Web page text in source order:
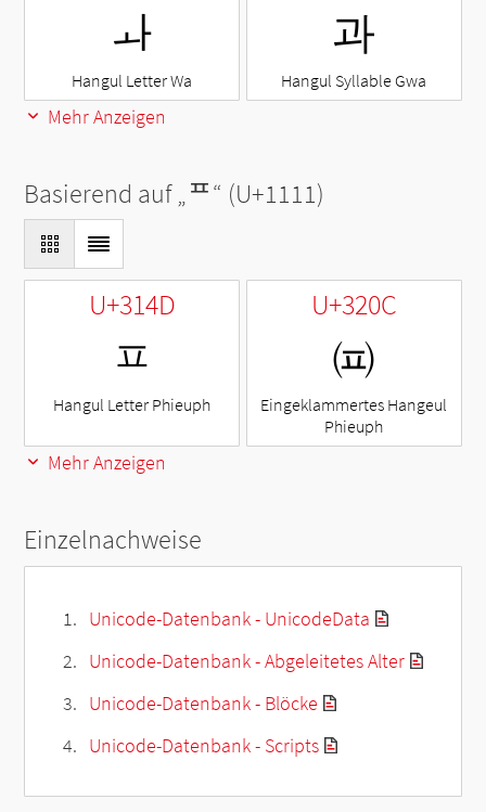
ㅘ
Hangul Letter Wa
과
Hangul Syllable Gwa
Mehr Anzeigen
Basierend auf „ᄑ“ (U+1111)
U+314D
ㅍ
Hangul Letter Phieuph
U+320C
㈌
Eingeklammertes Hangeul
Phieuph
Mehr Anzeigen
Einzelnachweise
Unicode-Datenbank - UnicodeData
Unicode-Datenbank - Abgeleitetes Alter
Unicode-Datenbank - Blöcke
Unicode-Datenbank - Scripts